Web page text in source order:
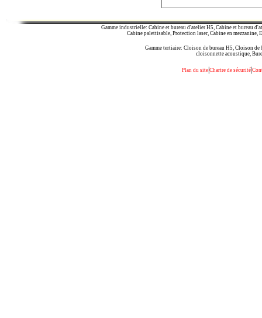
Gamme industrielle: Cabine et bureau d'atelier H5, Cabine et bureau
Cabine palettisable, Protection laser, Cabine en mezzanine,
Gamme tertiaire: Cloison de bureau H5, Cloison
cloisonnette acoustique,
Plan du site| Chartre de sécurité|